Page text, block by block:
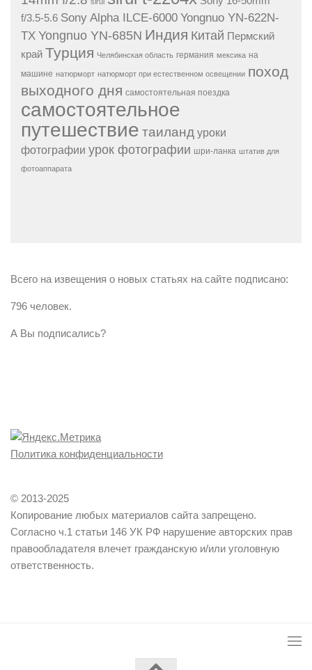
f/3.5-5.6 Sony Alpha ILCE-6000 Yongnuo YN-622N-
TX Yongnuo YN-685N Индия Китай Пермский
край Турция Челябинская область германия мексика на
машине натюрморт натюрморт при естественном освещении поход
выходного дня самостоятельная поездка
самостоятельное
путешествие таиланд уроки
фотографии урок фотографии шри-ланка штатив для
фотоаппарата
Всего на извещения о новых статьях на сайте подписано:
796 человек.
А Вы подписались?
Политика конфиденциальности
© 2013-2025
Копирование любых материалов сайта запрещено.
Согласно ч.1 статьи 146 УК РФ нарушение авторских прав
правообладателя влечет гражданскую и/или уголовную
ответственность.